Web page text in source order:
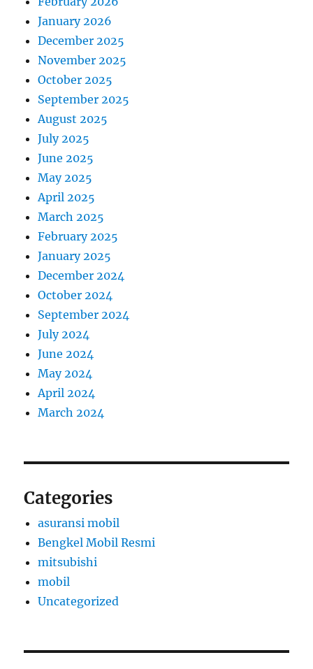
January 2026
December 2025
November 2025
October 2025
September 2025
August 2025
July 2025
June 2025
May 2025
April 2025
March 2025
February 2025
January 2025
December 2024
October 2024
September 2024
July 2024
June 2024
May 2024
April 2024
March 2024
Categories
asuransi mobil
Bengkel Mobil Resmi
mitsubishi
mobil
Uncategorized